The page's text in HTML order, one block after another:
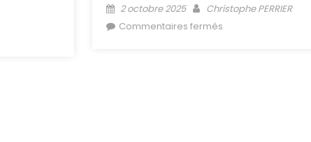
Posted on
2 octobre 2025 Author
Christophe PERRIER
Commentaires fermés